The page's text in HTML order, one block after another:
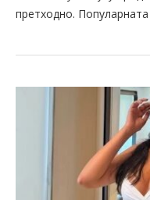
претходно.